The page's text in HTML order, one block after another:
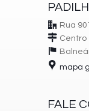
Rua
Centro
mapa
FALE